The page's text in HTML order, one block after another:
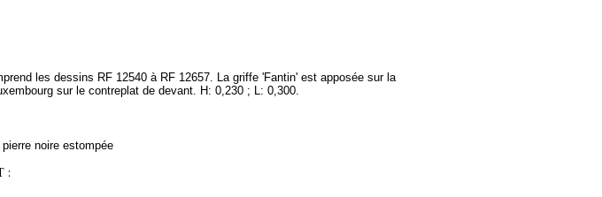
les dessins RF 12540 à RF 12657. La griffe 'Fantin' est apposée sur la
sur le contreplat de devant. H: 0,230 ; L: 0,300.
noire estompée
: